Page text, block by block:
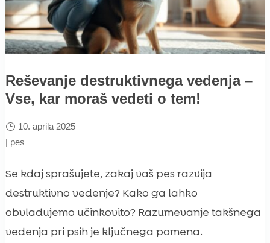
Reševanje destruktivnega vedenja –
Vse, kar moraš vedeti o tem!
10. aprila 2025
| pes
Se kdaj sprašujete, zakaj vaš pes razvija
destruktivno vedenje? Kako ga lahko
obvladujemo učinkovito? Razumevanje takšnega
vedenja pri psih je ključnega pomena.